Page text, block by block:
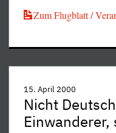
Zum Flugblatt /
15. April 2000
Nicht